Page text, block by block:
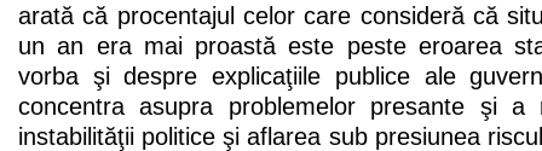
arată că procentajul celor care consideră că
un an era mai proastă este peste eroarea
vorba şi despre explicaţiile publice ale
concentra asupra problemelor presante şi a
instabilităţii politice şi aflarea sub presiunea